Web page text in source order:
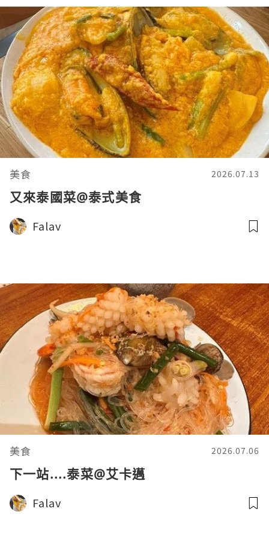
美食 2026.07.13
又來泰國菜@泰式美食
Falav
美食 2026.07.06
下一站....泰菜@艾卡邁
Falav